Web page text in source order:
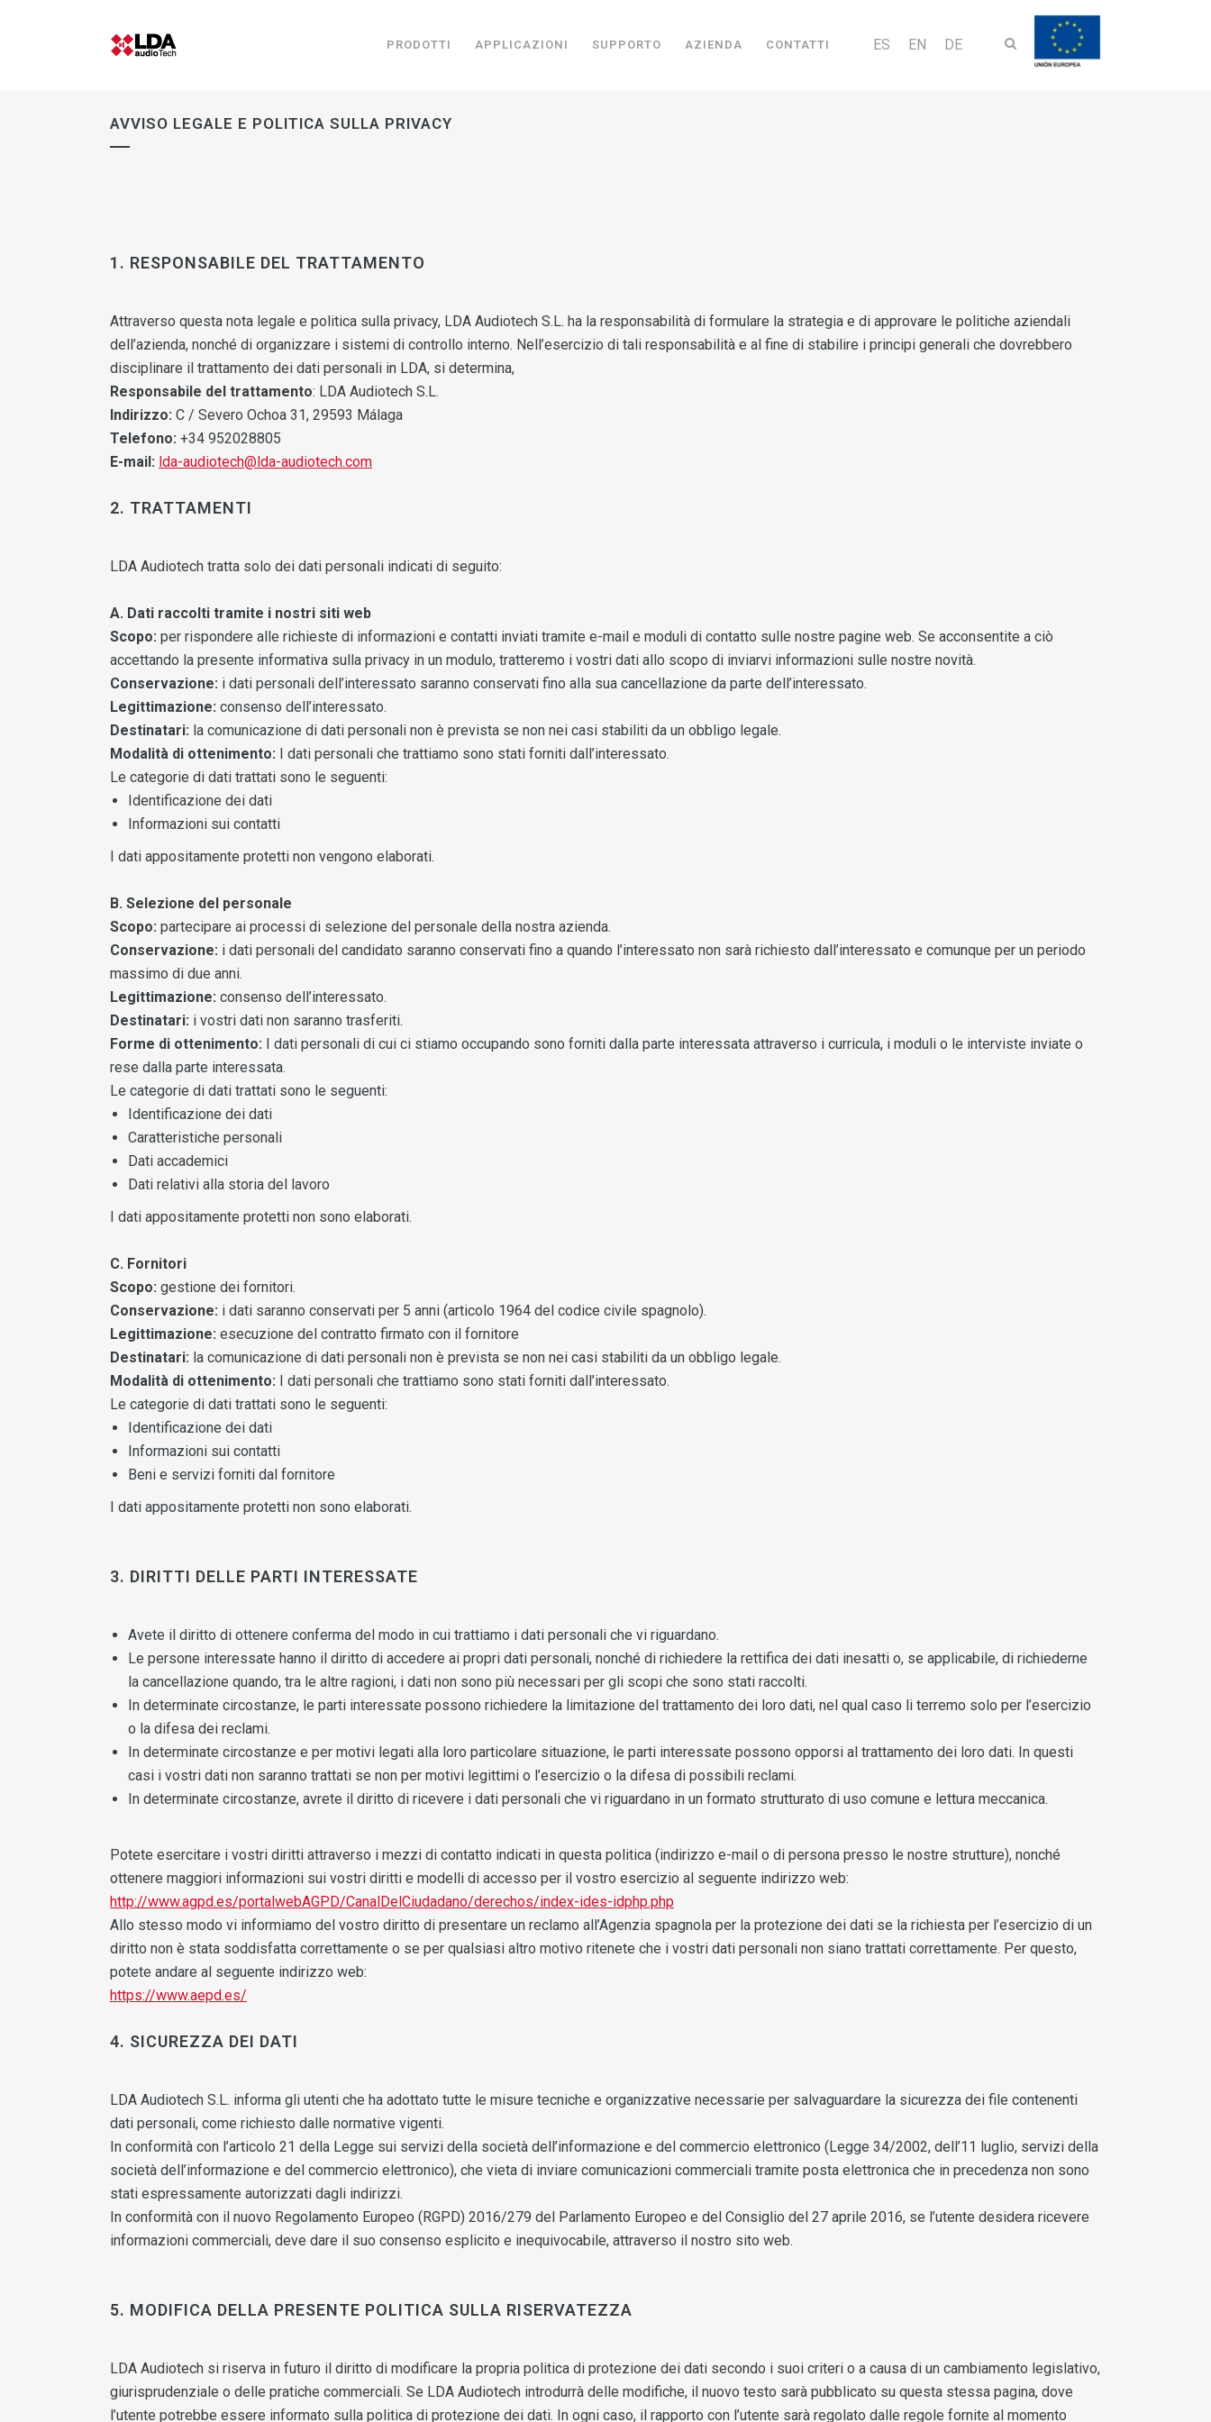
ES EN DE
PRODOTTI APPLICAZIONI SUPPORTO AZIENDA CONTATTI
AVVISO LEGALE E POLITICA SULLA PRIVACY
1. RESPONSABILE DEL TRATTAMENTO
Attraverso questa nota legale e politica sulla privacy, LDA Audiotech S.L. ha la responsabilità di formulare la strategia e di approvare le politiche aziendali
dell’azienda, nonché di organizzare i sistemi di controllo interno. Nell’esercizio di tali responsabilità e al fine di stabilire i principi generali che dovrebbero
disciplinare il trattamento dei dati personali in LDA, si determina,
Responsabile del trattamento: LDA Audiotech S.L.
Indirizzo: C / Severo Ochoa 31, 29593 Málaga
Telefono: +34 952028805
E-mail: lda-audiotech@lda-audiotech.com
2. TRATTAMENTI
LDA Audiotech tratta solo dei dati personali indicati di seguito:
A. Dati raccolti tramite i nostri siti web
Scopo: per rispondere alle richieste di informazioni e contatti inviati tramite e-mail e moduli di contatto sulle nostre pagine web. Se acconsentite a ciò
accettando la presente informativa sulla privacy in un modulo, tratteremo i vostri dati allo scopo di inviarvi informazioni sulle nostre novità.
Conservazione: i dati personali dell’interessato saranno conservati fino alla sua cancellazione da parte dell’interessato.
Legittimazione: consenso dell’interessato.
Destinatari: la comunicazione di dati personali non è prevista se non nei casi stabiliti da un obbligo legale.
Modalità di ottenimento: I dati personali che trattiamo sono stati forniti dall’interessato.
Le categorie di dati trattati sono le seguenti:
Identificazione dei dati
Informazioni sui contatti
I dati appositamente protetti non vengono elaborati.
B. Selezione del personale
Scopo: partecipare ai processi di selezione del personale della nostra azienda.
Conservazione: i dati personali del candidato saranno conservati fino a quando l’interessato non sarà richiesto dall’interessato e comunque per un periodo
massimo di due anni.
Legittimazione: consenso dell’interessato.
Destinatari: i vostri dati non saranno trasferiti.
Forme di ottenimento: I dati personali di cui ci stiamo occupando sono forniti dalla parte interessata attraverso i curricula, i moduli o le interviste inviate o
rese dalla parte interessata.
Le categorie di dati trattati sono le seguenti:
Identificazione dei dati
Caratteristiche personali
Dati accademici
Dati relativi alla storia del lavoro
I dati appositamente protetti non sono elaborati.
C. Fornitori
Scopo: gestione dei fornitori.
Conservazione: i dati saranno conservati per 5 anni (articolo 1964 del codice civile spagnolo).
Legittimazione: esecuzione del contratto firmato con il fornitore
Destinatari: la comunicazione di dati personali non è prevista se non nei casi stabiliti da un obbligo legale.
Modalità di ottenimento: I dati personali che trattiamo sono stati forniti dall’interessato.
Le categorie di dati trattati sono le seguenti:
Identificazione dei dati
Informazioni sui contatti
Beni e servizi forniti dal fornitore
I dati appositamente protetti non sono elaborati.
3. DIRITTI DELLE PARTI INTERESSATE
Avete il diritto di ottenere conferma del modo in cui trattiamo i dati personali che vi riguardano.
Le persone interessate hanno il diritto di accedere ai propri dati personali, nonché di richiedere la rettifica dei dati inesatti o, se applicabile, di richiederne
la cancellazione quando, tra le altre ragioni, i dati non sono più necessari per gli scopi che sono stati raccolti.
In determinate circostanze, le parti interessate possono richiedere la limitazione del trattamento dei loro dati, nel qual caso li terremo solo per l’esercizio
o la difesa dei reclami.
In determinate circostanze e per motivi legati alla loro particolare situazione, le parti interessate possono opporsi al trattamento dei loro dati. In questi
casi i vostri dati non saranno trattati se non per motivi legittimi o l’esercizio o la difesa di possibili reclami.
In determinate circostanze, avrete il diritto di ricevere i dati personali che vi riguardano in un formato strutturato di uso comune e lettura meccanica.
Potete esercitare i vostri diritti attraverso i mezzi di contatto indicati in questa politica (indirizzo e-mail o di persona presso le nostre strutture), nonché
ottenere maggiori informazioni sui vostri diritti e modelli di accesso per il vostro esercizio al seguente indirizzo web:
http://www.agpd.es/portalwebAGPD/CanalDelCiudadano/derechos/index-ides-idphp.php
Allo stesso modo vi informiamo del vostro diritto di presentare un reclamo all’Agenzia spagnola per la protezione dei dati se la richiesta per l’esercizio di un
diritto non è stata soddisfatta correttamente o se per qualsiasi altro motivo ritenete che i vostri dati personali non siano trattati correttamente. Per questo,
potete andare al seguente indirizzo web:
https://www.aepd.es/
4. SICUREZZA DEI DATI
LDA Audiotech S.L. informa gli utenti che ha adottato tutte le misure tecniche e organizzative necessarie per salvaguardare la sicurezza dei file contenenti
dati personali, come richiesto dalle normative vigenti.
In conformità con l’articolo 21 della Legge sui servizi della società dell’informazione e del commercio elettronico (Legge 34/2002, dell’11 luglio, servizi della
società dell’informazione e del commercio elettronico), che vieta di inviare comunicazioni commerciali tramite posta elettronica che in precedenza non sono
stati espressamente autorizzati dagli indirizzi.
In conformità con il nuovo Regolamento Europeo (RGPD) 2016/279 del Parlamento Europeo e del Consiglio del 27 aprile 2016, se l’utente desidera ricevere
informazioni commerciali, deve dare il suo consenso esplicito e inequivocabile, attraverso il nostro sito web.
5. MODIFICA DELLA PRESENTE POLITICA SULLA RISERVATEZZA
LDA Audiotech si riserva in futuro il diritto di modificare la propria politica di protezione dei dati secondo i suoi criteri o a causa di un cambiamento legislativo,
giurisprudenziale o delle pratiche commerciali. Se LDA Audiotech introdurrà delle modifiche, il nuovo testo sarà pubblicato su questa stessa pagina, dove
l’utente potrebbe essere informato sulla politica di protezione dei dati. In ogni caso, il rapporto con l’utente sarà regolato dalle regole fornite al momento